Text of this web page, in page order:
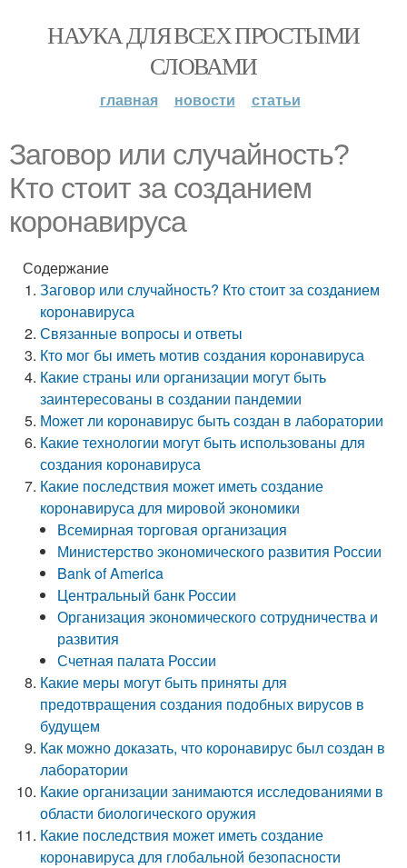
НАУКА ДЛЯ ВСЕХ ПРОСТЫМИ
СЛОВАМИ
главная новости статьи
Заговор или случайность?
Кто стоит за созданием
коронавируса
Содержание
Заговор или случайность? Кто стоит за созданием
коронавируса
Связанные вопросы и ответы
Кто мог бы иметь мотив создания коронавируса
Какие страны или организации могут быть
заинтересованы в создании пандемии
Может ли коронавирус быть создан в лаборатории
Какие технологии могут быть использованы для
создания коронавируса
Какие последствия может иметь создание
коронавируса для мировой экономики
Всемирная торговая организация
Министерство экономического развития России
Bank of America
Центральный банк России
Организация экономического сотрудничества и
развития
Счетная палата России
Какие меры могут быть приняты для
предотвращения создания подобных вирусов в
будущем
Как можно доказать, что коронавирус был создан в
лаборатории
Какие организации занимаются исследованиями в
области биологического оружия
Какие последствия может иметь создание
коронавируса для глобальной безопасности